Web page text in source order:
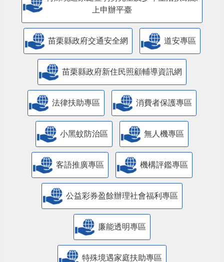
上申辦平臺
苗栗縣政府交通安全網 道安專區
苗栗縣政府新住民照顧輔導資訊網
法律扶助專區 消費者保護專區
小黑蚊防治區 無人機專區
客語推廣專區 機構評鑑專區
公益彩券盈餘辦理社會福利專區
廉能透明專區
特殊境遇家庭扶助專區